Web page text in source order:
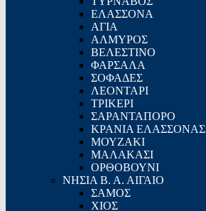
ΕΛΑΣΣΟΝΑ
ΑΓΙΑ
ΑΛΜΥΡΟΣ
ΒΕΛΕΣΤΙΝΟ
ΦΑΡΣΑΛΑ
ΣΟΦΑΔΕΣ
ΛΕΟΝΤΑΡΙ
ΤΡΙΚΕΡΙ
ΣΑΡΑΝΤΑΠΟΡΟ
ΚΡΑΝΙΑ ΕΛΑΣΣΟΝΑΣ
ΜΟΥΖΑΚΙ
ΜΑΛΑΚΑΣΙ
ΟΡΘΟΒΟΥΝΙ
ΝΗΣΙΑ Β. Α. ΑΙΓΑΙΟ
ΣΑΜΟΣ
ΧΙΟΣ